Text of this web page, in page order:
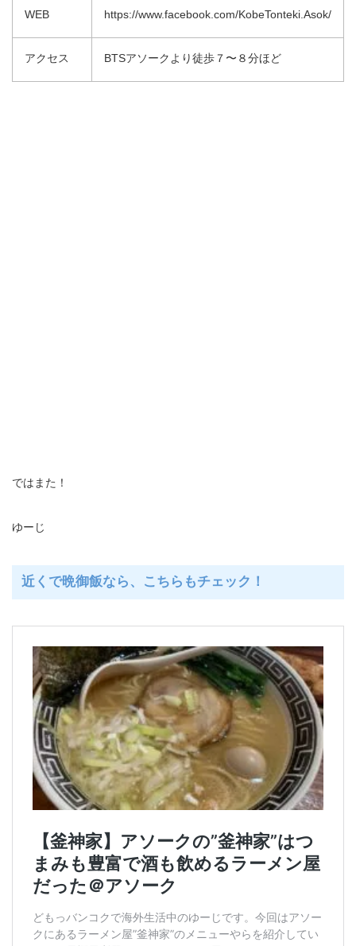
WEB https://www.facebook.com/KobeTonteki.Asok/
アクセス BTSアソークより徒歩７〜８分ほど
ではまた！
ゆーじ
近くで晩御飯なら、こちらもチェック！